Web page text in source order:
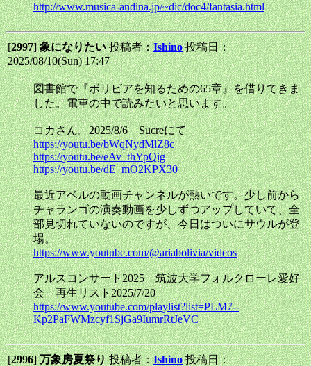
http://www.musica-andina.jp/~dic/doc4/fantasia.html
[2997]象になりたい投稿者：Ishino 投稿日：
2025/08/10(Sun) 17:47
図書館で『ボリビアを知るための65章』を借りてきま
した。電車の中で読みたいと思います。
コカさん。2025/8/6 Sucreにて
https://youtu.be/bWqNydMlZ8c
https://youtu.be/eAv_thYpQig
https://youtu.be/dE_mO2KPX30
最近アベルの動画チャンネルが熱いです。少し前から
チャランゴの演奏動画を少しずつアップしていて、全
部見切れていないのですが、今日はついにサウルが登
場。
https://www.youtube.com/@ariabolivia/videos
アルスコンサート2025 筑波大学フォルクローレ愛好
会 再生リスト2025/7/20
https://www.youtube.com/playlist?list=PLM7--
Kp2PaFWMzcyf1SjGa9IumrRtJeVC
[2996]万象房夏祭り投稿者：Ishino 投稿日：